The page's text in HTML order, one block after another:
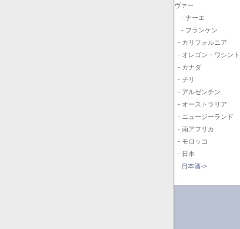
ヴァー
- ナーエ
- フランケン
- カリフォルニア
- オレゴン・ワシン
- カナダ
- チリ
- アルゼンチン
- オーストラリア
- ニュージーランド
- 南アフリカ
- モロッコ
- 日本
日本酒->